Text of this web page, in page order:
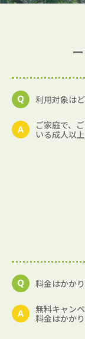
利用対象は
ご家庭で、
いる成人以
料金はかか
無料キャン
料金はかかり